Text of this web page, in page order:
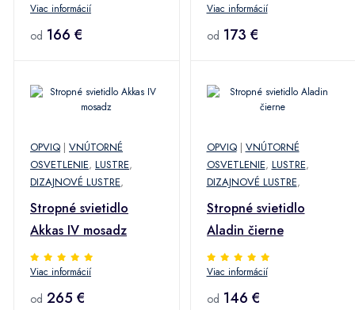
Viac informácií
od 166 €
Viac informácií
od 173 €
OPVIQ | VNÚTORNÉ
OSVETLENIE, LUSTRE,
DIZAJNOVÉ LUSTRE,
Stropné svietidlo
Akkas IV mosadz
Viac informácií
od 265 €
OPVIQ| VNÚTORNÉ
OSVETLENIE, LUSTRE,
DIZAJNOVÉ LUSTRE,
Stropné svietidlo
Aladin čierne
Viac informácií
od 146 €